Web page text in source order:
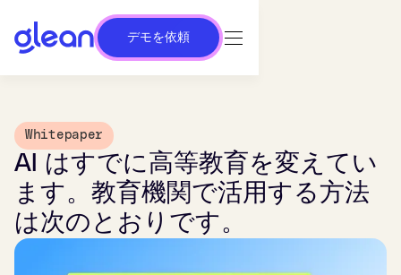
デモを依頼
Whitepaper
AI はすでに高等教育を変えてい
ます。教育機関で活用する方法
は次のとおりです。